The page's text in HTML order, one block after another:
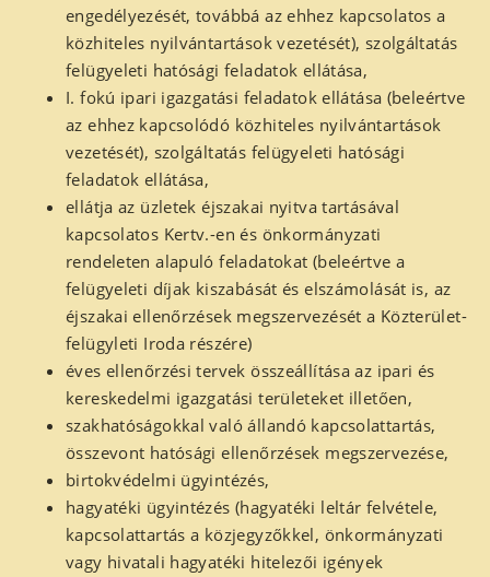
engedélyezését, továbbá az ehhez kapcsolatos a
közhiteles nyilvántartások vezetését), szolgáltatás
felügyeleti hatósági feladatok ellátása,
I. fokú ipari igazgatási feladatok ellátása (beleértve
az ehhez kapcsolódó közhiteles nyilvántartások
vezetését), szolgáltatás felügyeleti hatósági
feladatok ellátása,
ellátja az üzletek éjszakai nyitva tartásával
kapcsolatos Kertv.-en és önkormányzati
rendeleten alapuló feladatokat (beleértve a
felügyeleti díjak kiszabását és elszámolását is, az
éjszakai ellenőrzések megszervezését a Közterület-
felügyleti Iroda részére)
éves ellenőrzési tervek összeállítása az ipari és
kereskedelmi igazgatási területeket illetően,
szakhatóságokkal való állandó kapcsolattartás,
összevont hatósági ellenőrzések megszervezése,
birtokvédelmi ügyintézés,
hagyatéki ügyintézés (hagyatéki leltár felvétele,
kapcsolattartás a közjegyzőkkel, önkormányzati
vagy hivatali hagyatéki hitelezői igények